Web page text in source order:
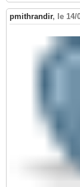
pmithrandir, le 14/